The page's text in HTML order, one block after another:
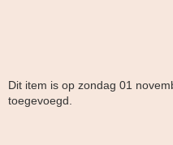
Dit item is op zondag 01
toegevoegd.